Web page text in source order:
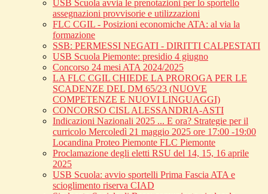
USB Scuola avvia le prenotazioni per lo sportello
assegnazioni provvisorie e utilizzazioni
FLC CGIL - Posizioni economiche ATA: al via la
formazione
SSB: PERMESSI NEGATI - DIRITTI CALPESTATI
USB Scuola Piemonte: presidio 4 giugno
Concorso 24 mesi ATA 2024/2025
LA FLC CGIL CHIEDE LA PROROGA PER LE
SCADENZE DEL DM 65/23 (NUOVE
COMPETENZE E NUOVI LINGUAGGI)
CONCORSO CISL ALESSANDRIA-ASTI
Indicazioni Nazionali 2025 ... E ora? Strategie per il
curricolo Mercoledì 21 maggio 2025 ore 17:00 -19:00
Locandina Proteo Piemonte FLC Piemonte
Proclamazione degli eletti RSU del 14, 15, 16 aprile
2025
USB Scuola: avvio sportelli Prima Fascia ATA e
scioglimento riserva CIAD